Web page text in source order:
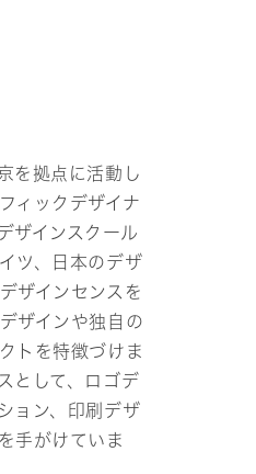
を拠点に活動し
ィックデザイナ
ザインスクール
ツ、日本のデザ
ザインセンスを
ザインや独自の
トを特徴づけま
として、ロゴデ
ョン、印刷デザ
手がけていま